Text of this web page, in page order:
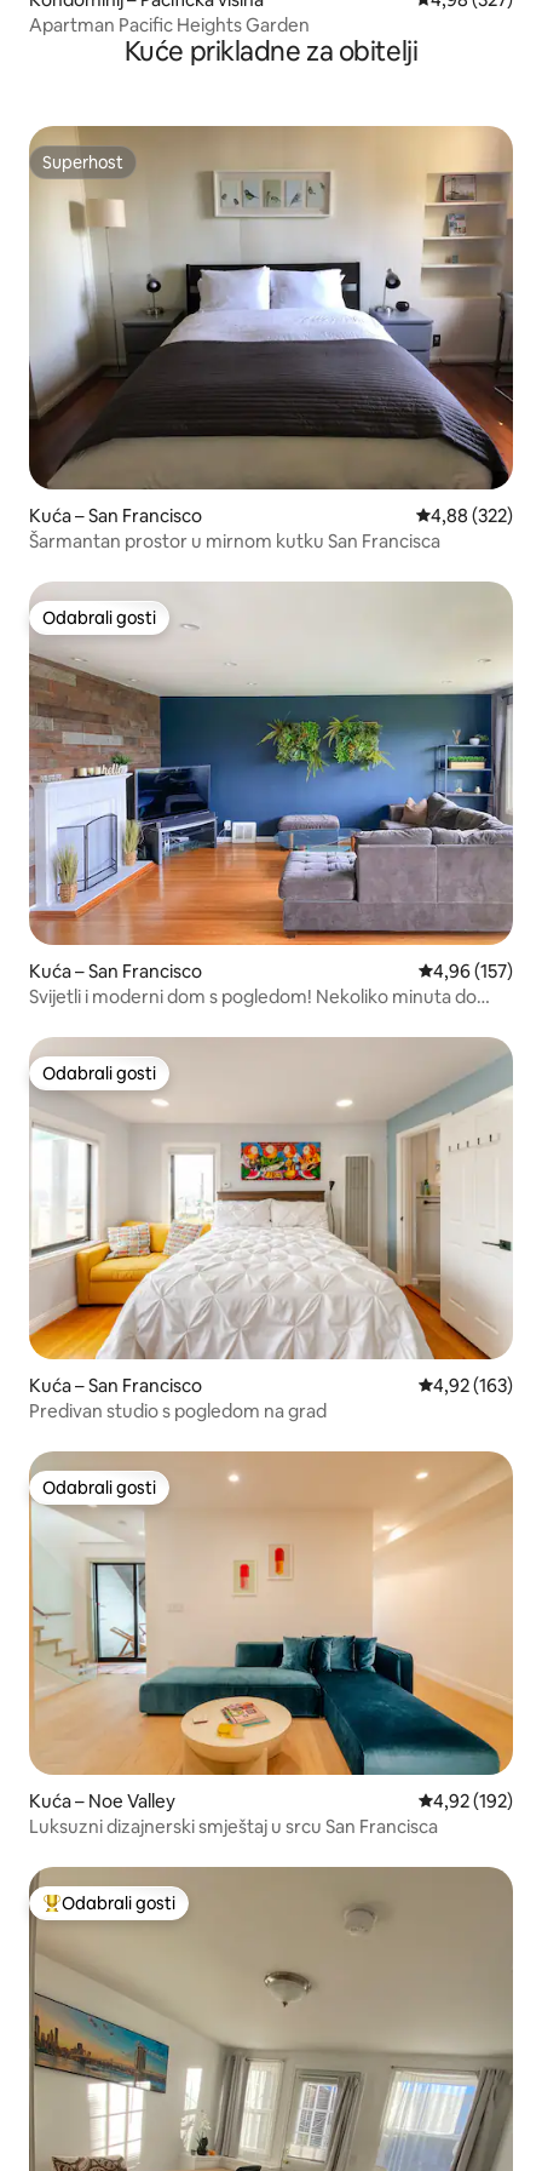
Apartman Pacific Heights Garden
Kuće prikladne za obitelji
Superhost
Superhost
Kuća – San Francisco Prosječna
4,88 (322)
Šarmantan prostor u mirnom kutku San Francisca
Odabrali gosti
Odabrali gosti
Kuća – San Francisco Prosječna
4,96 (157)
Svijetli i moderni dom s pogledom! Nekoliko minuta do
Odabrali gosti
Odabrali gosti
Kuća – San Francisco Prosječna
4,92 (163)
Predivan studio s pogledom na grad
Odabrali gosti
Odabrali gosti
Kuća – Noe Valley Prosječna
4,92 (192)
Luksuzni dizajnerski smještaj u srcu San Francisca
Među najviše rangiranima s oznakom „Odabrali gosti”
Odabrali gosti